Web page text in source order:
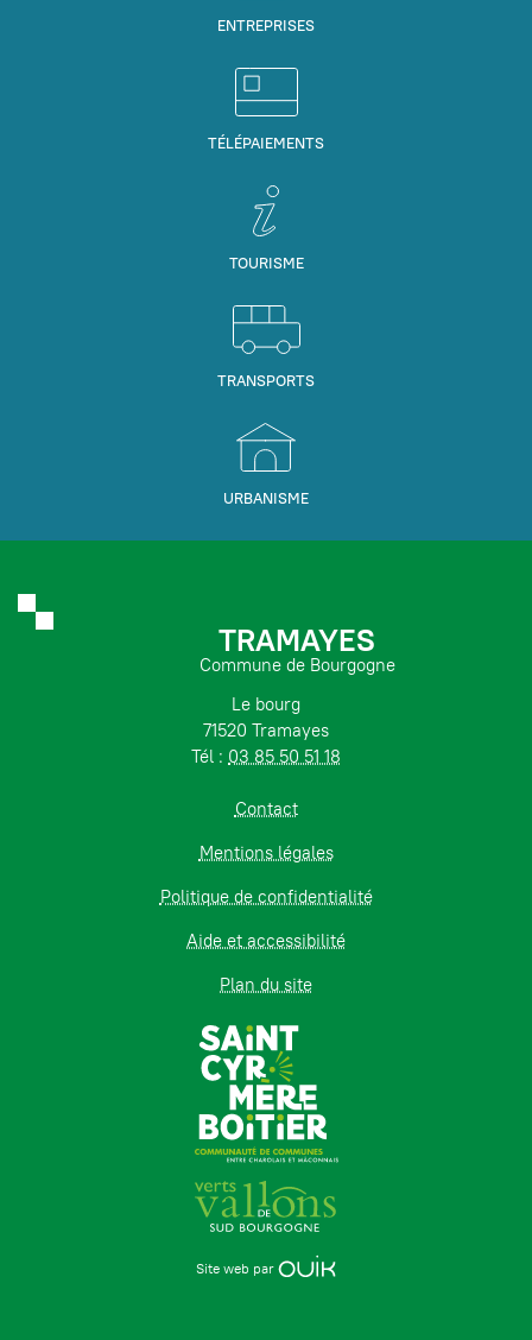
ENTREPRISES
TÉLÉPAIEMENTS
TOURISME
TRANSPORTS
URBANISME
TRAMAYES
Commune de Bourgogne
Le bourg
71520 Tramayes
Tél : 03 85 50 51 18
Contact
Mentions légales
Politique de confidentialité
Aide et accessibilité
Plan du site
Site web par